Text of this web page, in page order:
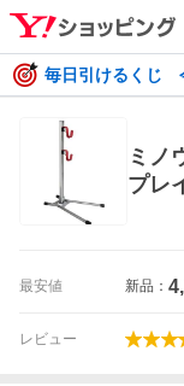
毎日引けるくじ
ミノ
プレ
最安値 新品：
レビュー